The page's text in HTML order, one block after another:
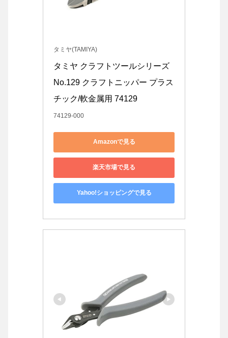
タミヤ(TAMIYA)
タミヤ クラフトツールシリーズ
No.129 クラフトニッパー プラス
チック/軟金属用 74129
74129-000
Amazonで見る
楽天市場で見る
Yahoo!ショッピングで見る